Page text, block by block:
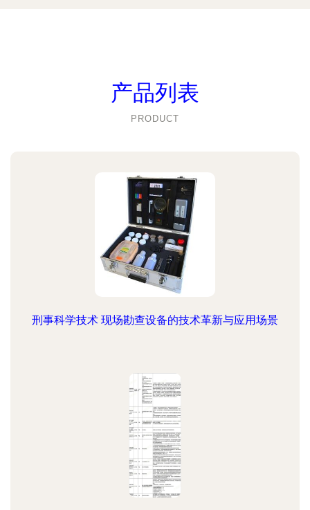
产品列表
PRODUCT
刑事科学技术 现场勘查设备的技术革新与应用场景